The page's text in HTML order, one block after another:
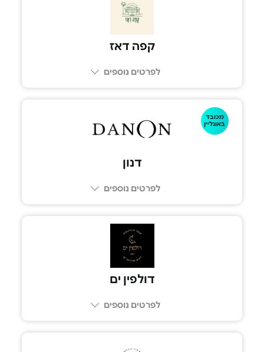
קפה דאז
לפרטים נוספים
מכובד
באונליין
דנון
לפרטים נוספים
דולפין ים
לפרטים נוספים